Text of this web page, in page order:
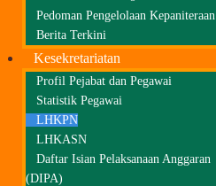
Pedoman Pengelolaan Kepaniteraan
Berita Terkini
Kesekretariatan
Profil Pejabat dan Pegawai
Statistik Pegawai
LHKPN
LHKASN
Daftar Isian Pelaksanaan Anggaran
(DIPA)